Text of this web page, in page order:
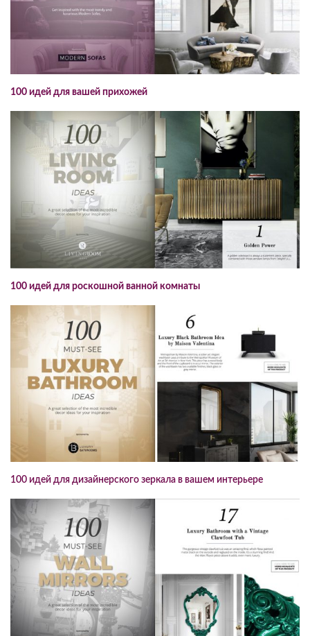
100 идей для вашей прихожей
100 идей для роскошной ванной комнаты
100 идей для дизайнерского зеркала в вашем интерьере